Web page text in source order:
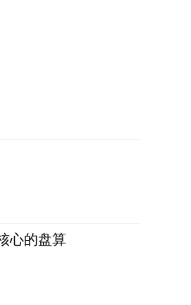
心的盘算